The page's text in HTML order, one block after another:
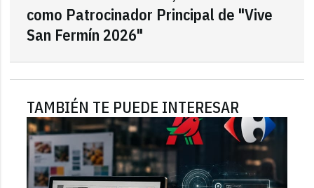
como Patrocinador Principal de "Vive
San Fermín 2026"
TAMBIÉN TE PUEDE INTERESAR